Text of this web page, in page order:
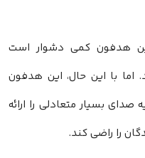
هدفون کمی دشوار است
با این حال، این هدفون
بسیار متعادلی را ارائه
را راضی کند.